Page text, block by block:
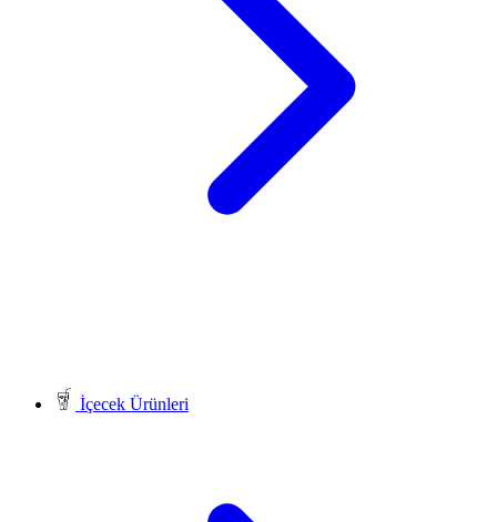
İçecek Ürünleri